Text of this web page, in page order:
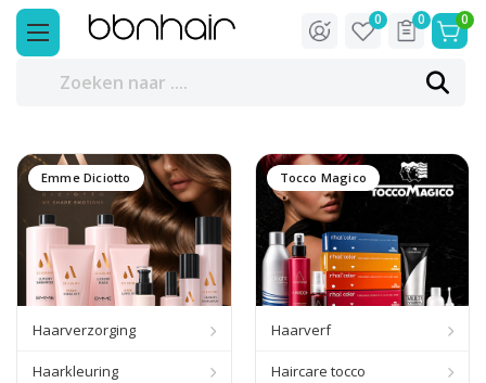
0
0
0
Emme Diciotto
Haarverzorging
Haarkleuring
Tocco Magico
Haarverf
Haircare tocco